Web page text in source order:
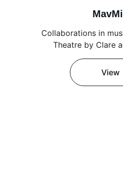
Collaborations in
Theatre by Clare
View